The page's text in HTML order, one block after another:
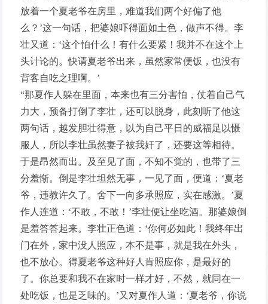
放着一个夏老爷在房里，难道我们两个好偏了他
么？’这一句话，把婆娘吓得面如土色，做声不得。李
壮又道：‘这个怕什么！有什么要紧！我并不在这个上
头计论的。快请夏老爷出来，虽然家常便饭，也没有
背客自吃之理啊。’
“那夏作人躲在里面，本来也有三分害怕，仗着自己气
力大，预备打倒了李壮，还可以脱身，此刻听了他这
两句话，越发胆壮得意，以为自己平日的威福足以慑
服人，所以李壮虽然妻子被我奸了，还要这等相待。
于是昂然而出。及至见了面，不知不觉的，也带了三
分羞惭。倒是李壮坦然无事，一见了面，便道：‘夏老
爷，违教许久了。舍下一向多承照应，实在感激。’夏
作人连道：‘不敢，不敢！’李壮便让坐吃酒。那婆娘倒
是羞答答起来。李壮正色道：‘你何必如此！我终年出
门在外，家中没人照应，本不是事，就是我在外头，
也不放心。得夏老爷这种好人肯照应你，是最好的
了。你总要和我不在家时一样才好，不然，就同在一
处吃饭，也是乏味的。’又对夏作人道：‘夏老爷，你说